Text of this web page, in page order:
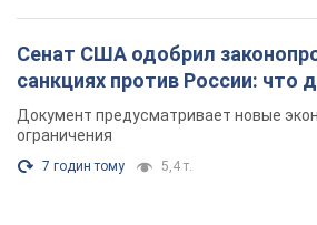
Сенат США одобрил
санкциях против России: что
Документ предусматривает новые
ограничения
7 годин тому 5,4 т.